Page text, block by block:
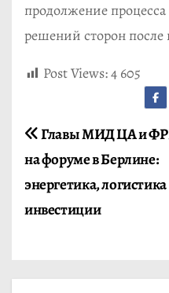
продолжение процесса
решений сторон после
Post Views:4 605
Н
а
в
г
Главы МИД ЦА и
на форуме в Берлине:
энергетика,
инвестиции